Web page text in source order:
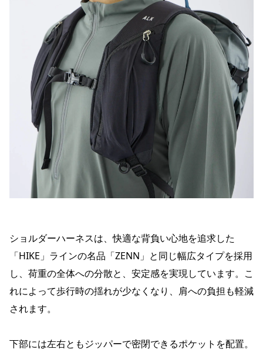
ショルダーハーネスは、快適な背負い心地を追求した
「HIKE」ラインの名品「ZENN」と同じ幅広タイプを採用
し、荷重の全体への分散と、安定感を実現しています。こ
れによって歩行時の揺れが少なくなり、肩への負担も軽減
されます。
下部には左右ともジッパーで密閉できるポケットを配置。